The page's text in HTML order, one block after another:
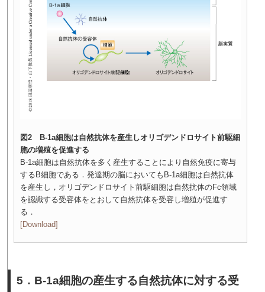
図2 B-1a細胞は自然抗体を産生しオリゴデンドロサイト前駆細
胞の増殖を促進する
B-1a細胞は自然抗体を多く産生することにより自然免疫に寄与
するB細胞である．発達期の脳においてもB-1a細胞は自然抗体
を産生し，オリゴデンドロサイト前駆細胞は自然抗体のFc領域
を認識する受容体をとおして自然抗体を受容し増殖が促進す
る．
[Download]
5．B-1a細胞の産生する自然抗体に対する受